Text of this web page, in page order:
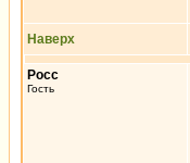
Наверх
Росс
Гость